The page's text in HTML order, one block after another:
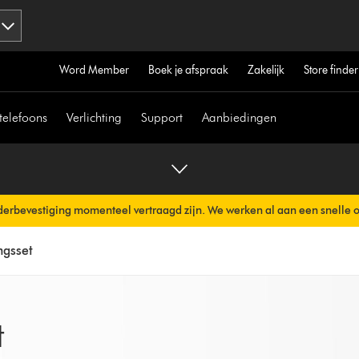
Word Member Boek je afspraak Zakelijk Store finder
Verlichting Support Aanbiedingen
momenteel vertraagd zijn. We werken al aan een snelle